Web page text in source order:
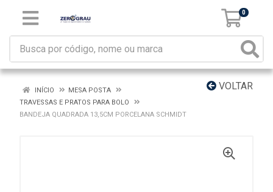
0
VOLTAR
INÍCIO
MESA POSTA
TRAVESSAS E PRATOS PARA BOLO
BANDEJA QUADRADA 13,5CM PORCELANA SCHMIDT